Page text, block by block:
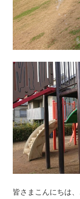
皆さまこんにちは